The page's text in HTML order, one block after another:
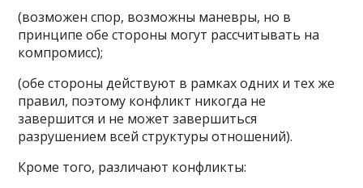
(возможен спор, возможны маневры, но в
принципе обе стороны могут рассчитывать на
компромисс);
(обе стороны действуют в рамках одних и тех же
правил, поэтому конфликт никогда не
завершится и не может завершиться
разрушением всей структуры отношений).
Кроме того, различают конфликты: